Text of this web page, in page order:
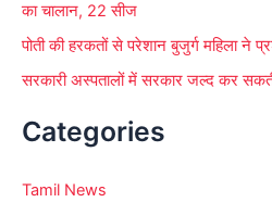
का चालान, 22 सीज
पोती की हरकतों से परेशान बुजुर्ग महिला ने
सरकारी अस्पतालों में सरकार जल्द कर
Categories
Tamil News